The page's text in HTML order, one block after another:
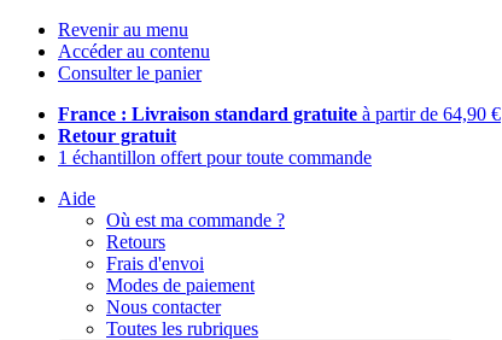
Revenir au menu
Accéder au contenu
Consulter le panier
France : Livraison standard gratuite à partir de 64,90 €
Retour gratuit
1 échantillon offert pour toute commande
Aide
Où est ma commande ?
Retours
Frais d'envoi
Modes de paiement
Nous contacter
Toutes les rubriques